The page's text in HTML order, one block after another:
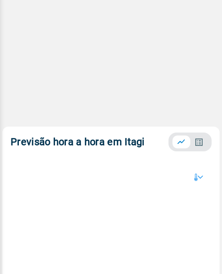
Previsão hora a hora em Itagi